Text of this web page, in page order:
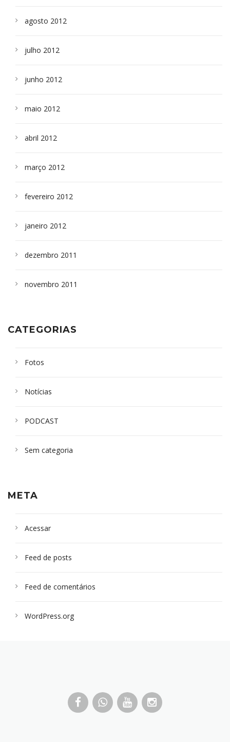
agosto 2012
julho 2012
junho 2012
maio 2012
abril 2012
março 2012
fevereiro 2012
janeiro 2012
dezembro 2011
novembro 2011
CATEGORIAS
Fotos
Notícias
PODCAST
Sem categoria
META
Acessar
Feed de posts
Feed de comentários
WordPress.org